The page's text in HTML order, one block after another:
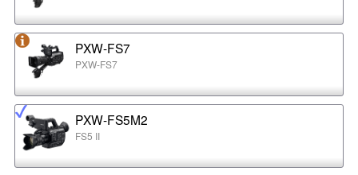
PXW-FS7
PXW-FS7
PXW-FS5M2
FS5 II